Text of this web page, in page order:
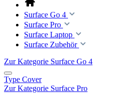
Surface Go 4
Surface Pro
Surface Laptop
Surface Zubehör
Zur Kategorie Surface Go 4
Type Cover
Zur Kategorie Surface Pro